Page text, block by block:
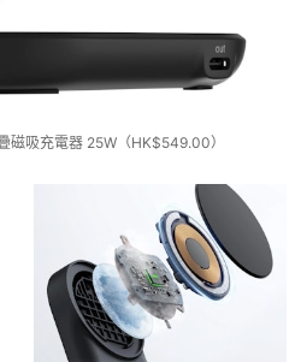
磁吸充電器 25W（HK$549.00）